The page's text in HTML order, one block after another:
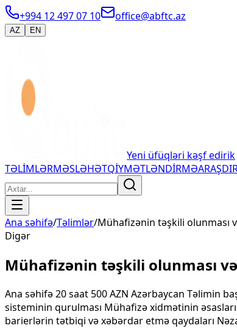
+994 12 497 07 10 office@abftc.az
AZ EN
Yeni üfüqləri kəşf edirik
TƏLİMLƏRMƏSLƏHƏTQİYMƏTLƏNDİRMƏ
Ana səhifə/Təlimlər/Mühafizənin təşkili olunması
Digər
Mühafizənin təşkili olunması
Ana səhifə 20 saat 500 AZN Azərbaycan Təlimin
sisteminin qurulması Mühafizə xidmətinin
barierlərin tətbiqi və xəbərdar etmə qaydaları